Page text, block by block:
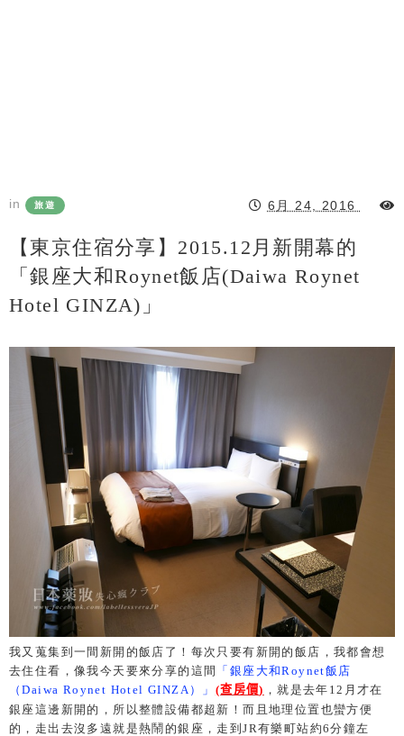
in 旅遊 6月 24, 2016
【東京住宿分享】2015.12月新開幕的
「銀座大和Roynet飯店(Daiwa Roynet
Hotel GINZA)」
我又蒐集到一間新開的飯店了！每次只要有新開的飯店，我都會想
去住住看，像我今天要來分享的這間 「銀座大和Roynet飯店
（Daiwa Roynet Hotel GINZA）」 (查房價) ，就是去年12月才在
銀座這邊新開的，所以整體設備都超新！而且地理位置也蠻方便
的，走出去沒多遠就是熱鬧的銀座，走到JR有樂町站約6分鐘左